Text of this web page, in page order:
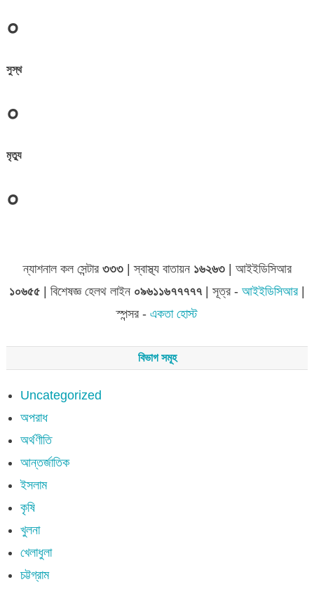
০
সুস্থ
০
মৃত্যু
০
ন্যাশনাল কল সেন্টার ৩৩৩| স্বাস্থ্য বাতায়ন ১৬২৬৩| আইইডিসিআর
১০৬৫৫ | বিশেষজ্ঞ হেলথ লাইন ০৯৬১১৬৭৭৭৭৭| সূত্র - আইইডিসিআর|
স্পন্সর - একতা হোস্ট
বিভাগ সমূহ
Uncategorized
অপরাধ
অর্থণীতি
আন্তর্জাতিক
ইসলাম
কৃষি
খুলনা
খেলাধুলা
চট্টগ্রাম